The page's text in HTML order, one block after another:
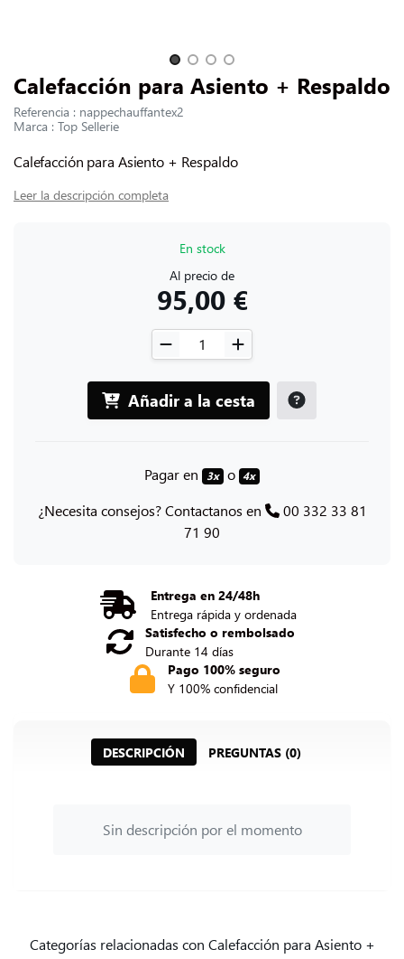
Slide 1 of 4
Calefacción para Asiento + Respaldo
Referencia : nappechauffantex2
Marca : Top Sellerie
Calefacción para Asiento + Respaldo
Leer la descripción completa
En stock
Al precio de
95,00 €
Añadir a la cesta
Pagar en 3x o 4x
¿Necesita consejos? Contactanos en
00 332 33 81
71 90
Entrega en 24/48h
Entrega rápida y ordenada
Satisfecho o rembolsado
Durante 14 días
Pago 100% seguro
Y 100% confidencial
DESCRIPCIÓN PREGUNTAS (0)
Sin descripción por el momento
Categorías relacionadas con Calefacción para Asiento +